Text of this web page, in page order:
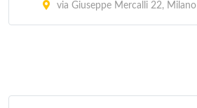
via Giuseppe Mercalli 22, Milano